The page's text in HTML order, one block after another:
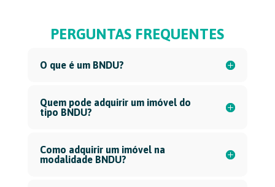
PERGUNTAS FREQUENTES
O que é um BNDU?
Quem pode adquirir um imóvel do
tipo BNDU?
Como adquirir um imóvel na
modalidade BNDU?